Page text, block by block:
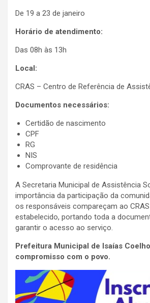
De 19 a 23 de janeiro
Horário de atendimento:
Das 08h às 13h
Local:
CRAS – Centro de Referência de
Documentos necessários:
Certidão de nascimento
CPF
RG
NIS
Comprovante de residência
A Secretaria Municipal de Assistência
importância da participação da
os responsáveis compareçam ao
estabelecido, portando toda a
garantir o acesso ao serviço.
Prefeitura Municipal de Isaías
compromisso com o povo.